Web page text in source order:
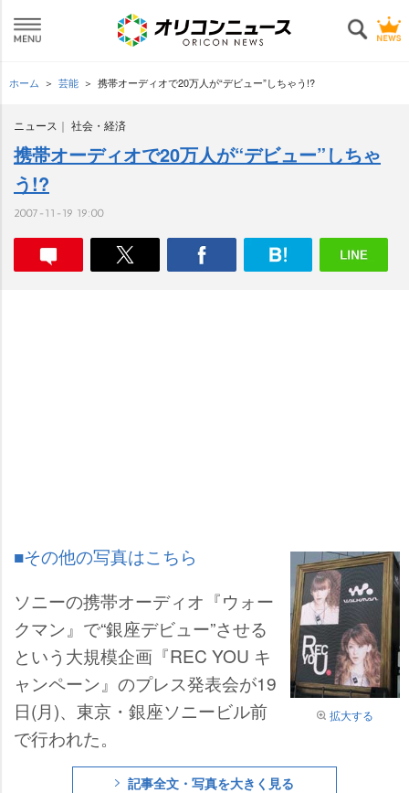
ホーム 芸能 携帯オーディオで20万人が“デビュー”しちゃう!?
ニュース 社会・経済
携帯オーディオで20万人が“デビュー”しちゃ
う!?
2007-11-19 19:00
拡大する
■その他の写真はこちら
ソニーの携帯オーディオ『ウォー
クマン』で“銀座デビュー”させる
という大規模企画『REC YOU キ
ャンペーン』のプレス発表会が19
日(月)、東京・銀座ソニービル前
で行われた。
記事全文・写真を大きく見る